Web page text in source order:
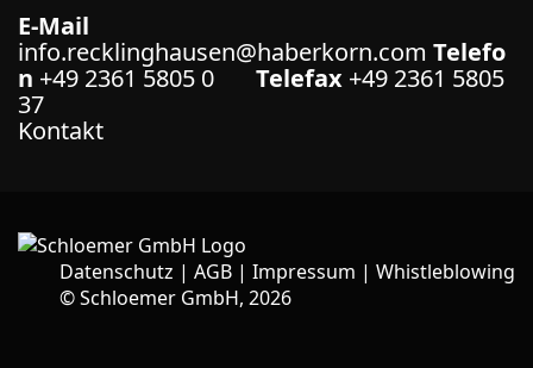
E-Mail
info.recklinghausen@haberkorn.com Telefo
n +49 2361 5805 0 Telefax +49 2361 5805
37
Kontakt
Datenschutz | AGB | Impressum | Whistleblowing
©Schloemer GmbH, 2026